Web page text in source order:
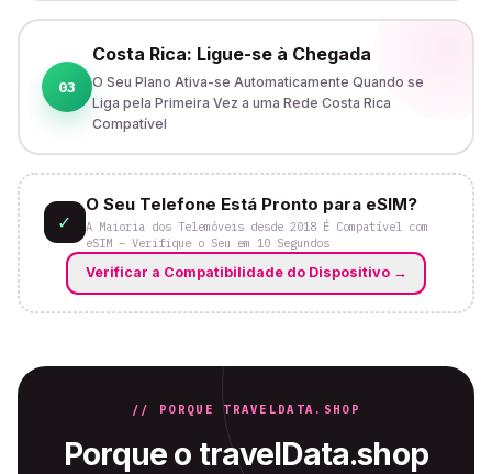
03
Costa Rica: Ligue-se à Chegada
O Seu Plano Ativa-se Automaticamente Quando se
Liga pela Primeira Vez a uma Rede Costa Rica
Compatível
✓
O Seu Telefone Está Pronto para eSIM?
A Maioria dos Telemóveis desde 2018 É Compatível com
eSIM – Verifique o Seu em 10 Segundos
Verificar a Compatibilidade do Dispositivo→
// PORQUE TRAVELDATA.SHOP
Porque o travelData.shop